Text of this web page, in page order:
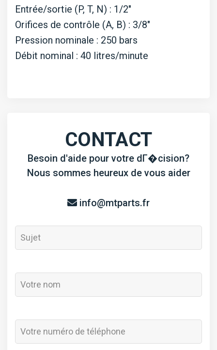
Entrée/sortie (P, T, N) : 1/2″
Orifices de contrôle (A, B) : 3/8″
Pression nominale : 250 bars
Débit nominal : 40 litres/minute
CONTACT
Besoin d'aide pour votre dГ�cision?
Nous sommes heureux de vous aider
info@mtparts.fr